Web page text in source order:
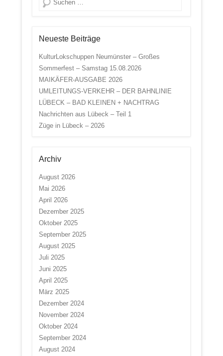
Neueste Beiträge
KulturLokschuppen Neumünster – Großes
Sommerfest – Samstag 15.08.2026
MAIKÄFER-AUSGABE 2026
UMLEITUNGS-VERKEHR – DER BAHNLINIE
LÜBECK – BAD KLEINEN + NACHTRAG
Nachrichten aus Lübeck – Teil 1
Züge in Lübeck – 2026
Archiv
August 2026
Mai 2026
April 2026
Dezember 2025
Oktober 2025
September 2025
August 2025
Juli 2025
Juni 2025
April 2025
März 2025
Dezember 2024
November 2024
Oktober 2024
September 2024
August 2024